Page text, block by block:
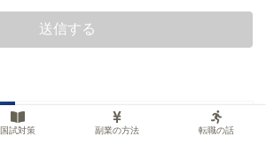
フリーランスの仕事の種類・仕事の方法
など！フリーランス主婦がお答えしま
国試対策 副業の方法 転職の話